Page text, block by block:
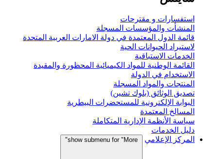
استفسارات و مقترحات
المنشأت والمؤسسات المسجلة
قائمة الدول المعتمدة في دولة الامارات العربية المتحدة
لاستيراد الحيوانات الحية
الخدمات الاستباقية
القائمة الوطنية للمواد الكيميائية المحظورة والمقيدة
الاستخدام في الدولة
المنتجات والمواد المسجلة
تصديق الوثائق (بلوك تشين)
البوابة الإلكترونية للمستحضرات البيطرية
المسالخ المعتمدة
سياسة الأنظمة الإدارية المتكاملة
دليل الخدمات
المركز الإعلامي
show submenu for "More"